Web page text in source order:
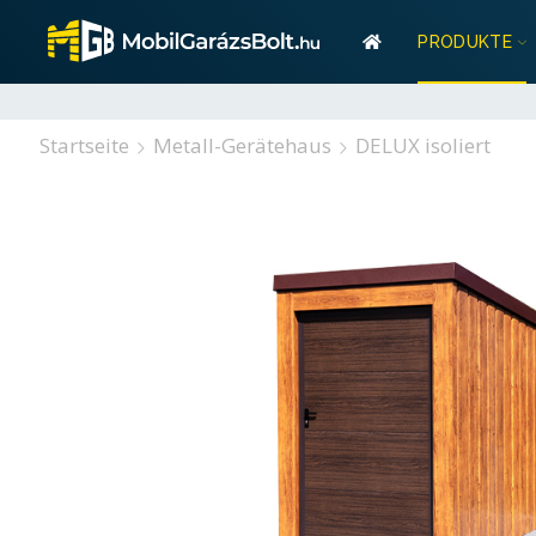
PRODUKTE
Stauraum? Wir
Startseite Metall-Gerätehaus DELUX isoliert